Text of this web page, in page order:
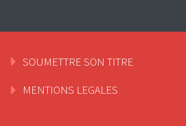
SOUMETTRE SON TITRE
MENTIONS LEGALES